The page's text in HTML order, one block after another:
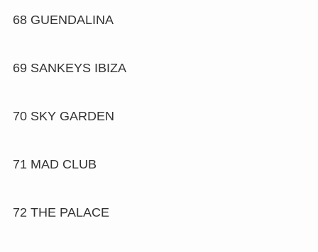
68 GUENDALINA
69 SANKEYS IBIZA
70 SKY GARDEN
71 MAD CLUB
72 THE PALACE